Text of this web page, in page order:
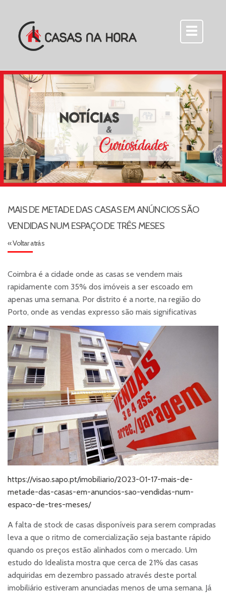
MAIS DE METADE DAS CASAS EM ANÚNCIOS SÃO
VENDIDAS NUM ESPAÇO DE TRÊS MESES
« Voltar atrás
Coimbra é a cidade onde as casas se vendem mais
rapidamente com 35% dos imóveis a ser escoado em
apenas uma semana. Por distrito é a norte, na região do
Porto, onde as vendas expresso são mais significativas
https://visao.sapo.pt/imobiliario/2023-01-17-mais-de-
metade-das-casas-em-anuncios-sao-vendidas-num-
espaco-de-tres-meses/
A falta de stock de casas disponíveis para serem compradas
leva a que o ritmo de comercialização seja bastante rápido
quando os preços estão alinhados com o mercado. Um
estudo do Idealista mostra que cerca de 21% das casas
adquiridas em dezembro passado através deste portal
imobiliário estiveram anunciadas menos de uma semana. Já